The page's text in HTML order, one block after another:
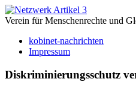
Verein für Menschenrechte und
kobinet-nachrichten
Impressum
Diskriminierungsschutz